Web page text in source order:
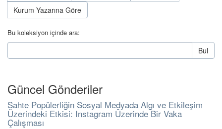
Kurum Yazarına Göre
Bu koleksiyon içinde ara:
Bul
Güncel Gönderiler
Sahte Popülerliğin Sosyal Medyada Algı ve Etkileşim
Üzerindeki Etkisi: Instagram Üzerinde Bir Vaka
Çalışması